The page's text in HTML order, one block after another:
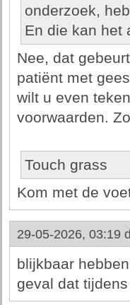
onderzoek,
En die kan het
Nee, dat
patiënt met
wilt u even
voorwaarden.
Touch grass
Kom met de
29-05-2026, 03:19
blijkbaar
geval dat